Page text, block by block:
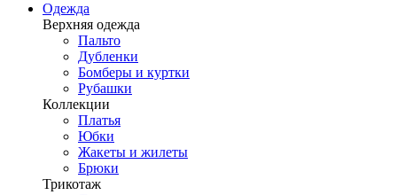
Одежда
Верхняя одежда
Пальто
Дубленки
Бомберы и куртки
Рубашки
Коллекции
Платья
Юбки
Жакеты и жилеты
Брюки
Трикотаж